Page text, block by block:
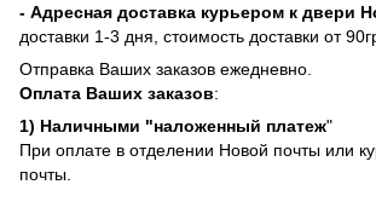
- Адресная доставка курьером к двери
доставки 1-3 дня, стоимость доставки от
Отправка Ваших заказов ежедневно.
Оплата Ваших заказов:
1) Наличными "наложенный платеж"
При оплате в отделении Новой почты или
почты.